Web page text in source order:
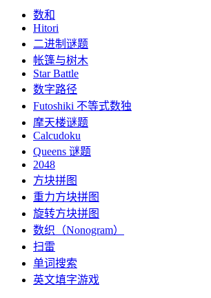
数和
Hitori
二进制谜题
帐篷与树木
Star Battle
数字路径
Futoshiki 不等式数独
摩天楼谜题
Calcudoku
Queens 谜题
2048
方块拼图
重力方块拼图
旋转方块拼图
数织（Nonogram）
扫雷
单词搜索
英文填字游戏